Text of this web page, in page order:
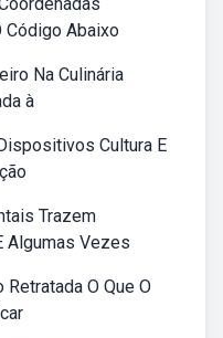
Código Abaixo
Na Culinária
à
Cultura E
Trazem
Algumas Vezes
O Que O